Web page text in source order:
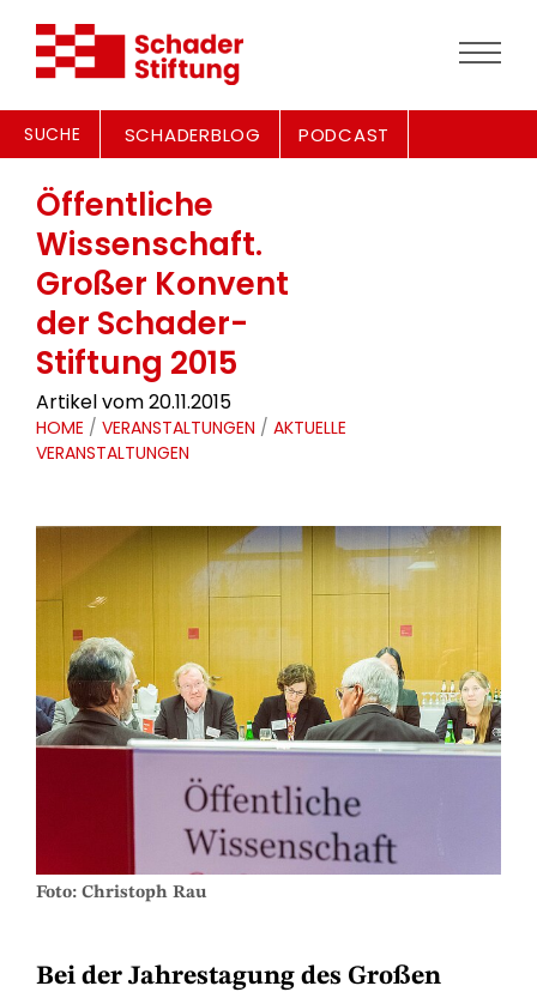
SUCHE SCHADERBLOG PODCAST
Öffentliche
Wissenschaft.
Großer Konvent
der Schader-
Stiftung 2015
Artikel vom 20.11.2015
HOME / VERANSTALTUNGEN / AKTUELLE
VERANSTALTUNGEN
Foto: Christoph Rau
Bei der Jahrestagung des Großen